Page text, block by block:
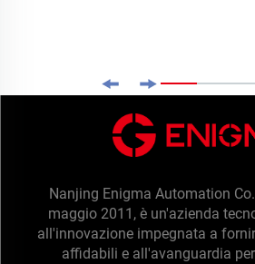
Nanjing Enigma Automation
maggio 2011, è un'azienda
all'innovazione impegnata a
affidabili e all'avanguardia